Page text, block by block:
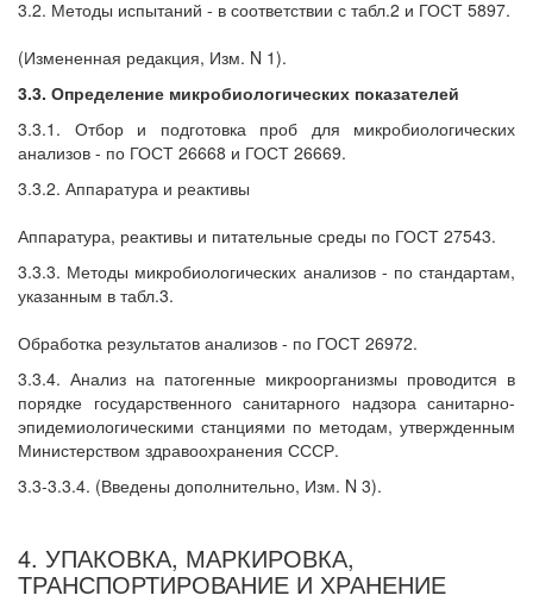
3.2. Методы испытаний - в соответствии с табл.2 и ГОСТ 5897.
(Измененная редакция, Изм. N 1).
3.3. Определение микробиологических показателей
3.3.1. Отбор и подготовка проб для микробиологических
анализов - по ГОСТ 26668 и ГОСТ 26669.
3.3.2. Аппаратура и реактивы
Аппаратура, реактивы и питательные среды по ГОСТ 27543.
3.3.3. Методы микробиологических анализов - по стандартам,
указанным в табл.3.
Обработка результатов анализов - по ГОСТ 26972.
3.3.4. Анализ на патогенные микроорганизмы проводится в
порядке государственного санитарного надзора санитарно-
эпидемиологическими станциями по методам, утвержденным
Министерством здравоохранения СССР.
3.3-3.3.4. (Введены дополнительно, Изм. N 3).
4. УПАКОВКА, МАРКИРОВКА,
ТРАНСПОРТИРОВАНИЕ И ХРАНЕНИЕ